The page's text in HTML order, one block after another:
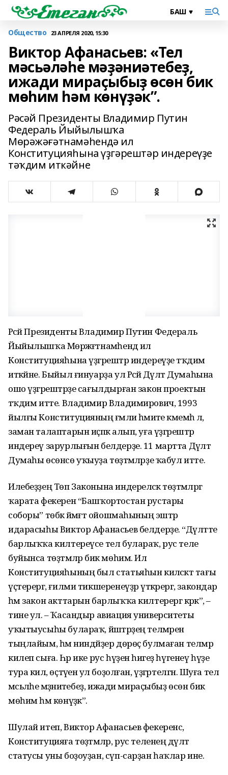
Общество 23 АПРЕЛЯ 2020, 15:30
Виктор Афанасьев: «Тел
мәсьәләһе мәҙәниәтебеҙ,
ижади мираҫыбыҙ өсөн бик
мөһим һәм көнүҙәк”.
Рәсәй Президенты Владимир Путин
Федераль Йыйылышҡа
Мөрәжәғәтнамәһендә ил
Конституцияһына үҙгәрештәр индереүҙе
тәҡдим иткәйне
Рәсәй Президенты Владимир Путин Федераль
Йыйылышҡа Мөрәжәғәтнамәһендә ил
Конституцияһына үҙгәрештәр индереүҙе тәҡдим
иткәйне. Быйыл ғинуарҙа ул Рәсәй Дәүләт Думаһына
ошо үҙгәрештәрҙе сағылдырған закон проектын
тәҡдим итте. Владимир Владимирович, 1993
йылғы Конституцияның ғәмәли әһәмиәте кәмемәһә лә,
заман талаптарын иҫәпкә алып, уға үҙгәрештәр
индереү зарурлығын белдерҙе. 11 мартта Дәүләт
Думаһы өсөнсө уҡыуҙа төҙәтмәләрҙе ҡабул итте.
Илебеҙҙең Төп Законына индереләсәк төҙәтмәләргә
ҡарата фекерен “Башҡортостан рустары
соборы” төбәк йәмәғәт ойошмаһының эштәр
идарасыһы Виктор Афанасьев белдерҙе. “Дәүләтте
барлыҡҡа килтереүсе тел булараҡ, рус теле
буйынса төҙәтмәләр бик мөһим. Ил
Конституцияһының был статьяһын киләсәктә тағы
үҫтерергә, ғилми тикшеренеүҙәр үткәрергә, закондар
һәм закон акттарын барлыҡҡа килтерергә кәрәк”, –
тине ул. – Ҡасандыр авиация университеты
уҡытыусыһы булараҡ, йәштәрҙең телмәрен
тыңлайым, һәм ниндәйҙер дөрөҫ булмаған телмәр
килеп сыға. Һәр ике рус һүҙенә һигеҙ һүгенеү һүҙе
тура килә, өҫтәүенә ул боҙолған, үҙгәртелгән. Шуға тел
мәсьәләһе мәҙәниәтебеҙ, ижади мираҫыбыҙ өсөн бик
мөһим һәм көнүҙәк”.
Шулай итеп, Виктор Афанасьев фекеренсә,
Конституцияға төҙәтмәләр, рус теленең дәүләт
статусы уны боҙоуҙан, сүп-сарҙан һаҡлар ине.